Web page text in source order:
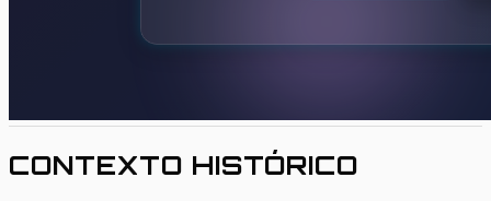
CONTEXTO HISTÓRICO